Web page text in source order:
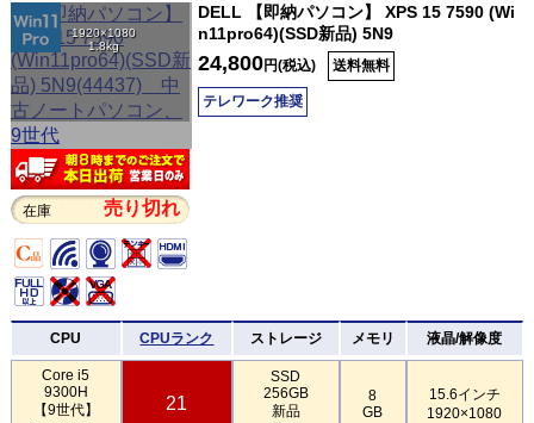
1920×1080
1.8kg
在庫 売り切れ
DELL 【即納パソコン】 XPS 15 7590 (Wi
n11pro64)(SSD新品) 5N9
24,800円(税込) 送料無料
テレワーク推奨
CPU CPUランク ストレージ メモリ 液晶/解像度
Core i5
9300H
【9世代】
21
SSD
256GB
新品
8
GB
15.6インチ
1920×1080